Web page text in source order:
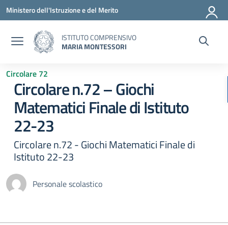
Vai ai contenuti
Vai al menu di navigazione
Vai al footer
Ministero dell'Istruzione e del Merito
ISTITUTO COMPRENSIVO
MARIA MONTESSORI
Circolare 72
Circolare n.72 – Giochi
Matematici Finale di Istituto
22-23
Circolare n.72 - Giochi Matematici Finale di
Istituto 22-23
Personale scolastico